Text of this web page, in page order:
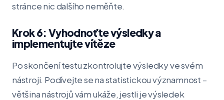
stránce nic dalšího neměňte.
Krok 6: Vyhodnoťte výsledky a
implementujte vítěze
Po skončení testu zkontrolujte výsledky ve svém
nástroji. Podívejte se na statistickou významnost –
většina nástrojů vám ukáže, jestli je výsledek